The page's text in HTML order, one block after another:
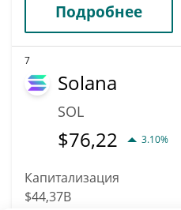
Подробнее
7
Solana
SOL
$76,22 3.10%
Капитализация
$44,37B